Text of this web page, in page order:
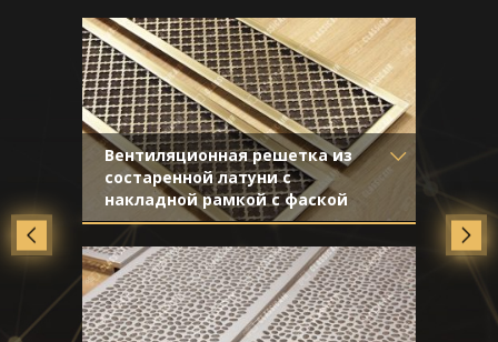
Вентиляционная решетка из
состаренной латуни с
накладной рамкой с фаской
Материал- Латунь
Отделка- Старение с
направленной риской